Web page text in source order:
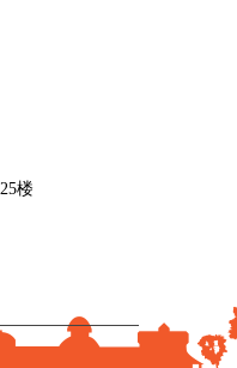
楼